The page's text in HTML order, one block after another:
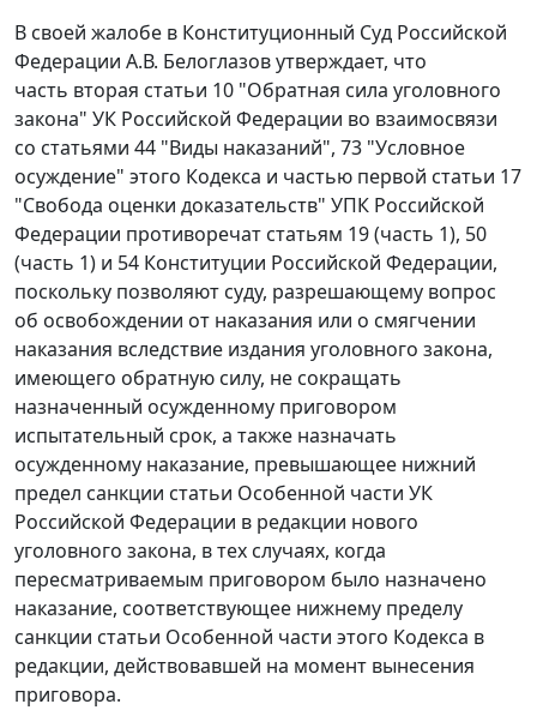
В своей жалобе в Конституционный Суд Российской
Федерации А.В. Белоглазов утверждает, что
часть вторая статьи 10 "Обратная сила уголовного
закона" УК Российской Федерации во взаимосвязи
со статьями 44 "Виды наказаний", 73 "Условное
осуждение" этого Кодекса и частью первой статьи 17
"Свобода оценки доказательств" УПК Российской
Федерации противоречат статьям 19 (часть 1), 50
(часть 1) и 54 Конституции Российской Федерации,
поскольку позволяют суду, разрешающему вопрос
об освобождении от наказания или о смягчении
наказания вследствие издания уголовного закона,
имеющего обратную силу, не сокращать
назначенный осужденному приговором
испытательный срок, а также назначать
осужденному наказание, превышающее нижний
предел санкции статьи Особенной части УК
Российской Федерации в редакции нового
уголовного закона, в тех случаях, когда
пересматриваемым приговором было назначено
наказание, соответствующее нижнему пределу
санкции статьи Особенной части этого Кодекса в
редакции, действовавшей на момент вынесения
приговора.